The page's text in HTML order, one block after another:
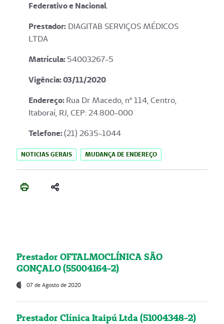
Federativo e Nacional.
Prestador: DIAGITAB SERVIÇOS MÉDICOS
LTDA
Matrícula:54003267-5
Vigência: 03/11/2020
Endereço:Rua Dr Macedo, nº 114, Centro,
Itaboraí, RJ, CEP: 24.800-000
Telefone:(21) 2635-1044
NOTICIAS GERAIS MUDANÇA DE ENDEREÇO
Prestador OFTALMOCLÍNICA SÃO
GONÇALO (55004164-2)
07 de Agosto de 2020
Prestador Clínica Itaipú Ltda (51004348-2)